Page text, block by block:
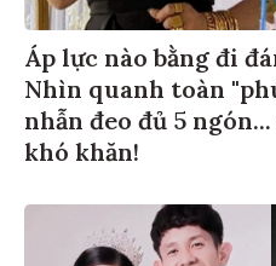
Áp lực nào bằng đi
Nhìn quanh toàn
nhẫn đeo đủ 5
khó khăn!